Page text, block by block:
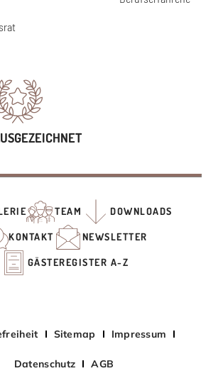
TEAM DOWNLOADS
KONTAKT NEWSLETTER
GÄSTEREGISTER A-Z
Sitemap Impressum
Datenschutz AGB